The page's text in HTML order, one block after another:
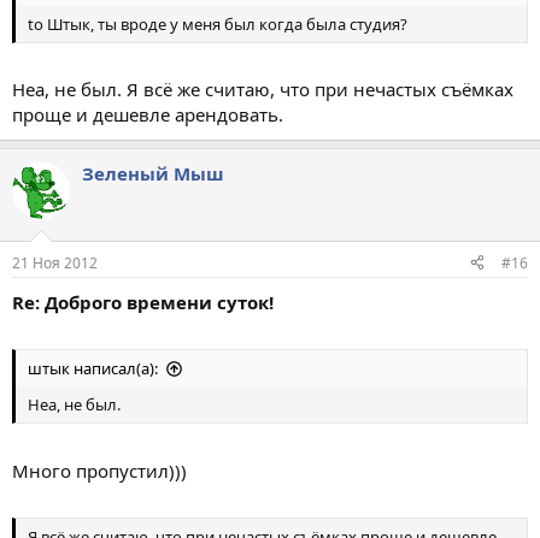
to Штык, ты вроде у меня был когда была студия?
Неа, не был. Я всё же считаю, что при нечастых съёмках
проще и дешевле арендовать.
Зеленый Мыш
21 Ноя 2012 #16
Re: Доброго времени суток!
штык написал(а):
Неа, не был.
Много пропустил)))